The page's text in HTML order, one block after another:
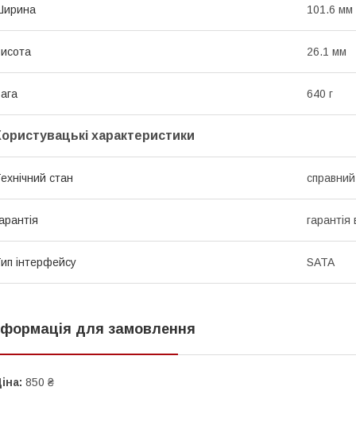
101.6 мм
26.1 мм
640 г
характеристики
стан справний
інтерфейсу SATA
для замовлення
850 ₴